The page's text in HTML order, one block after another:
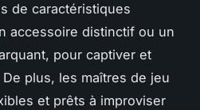
de caractéristiques
accessoire distinctif ou un
pour captiver et
plus, les maîtres de jeu
et prêts à improviser